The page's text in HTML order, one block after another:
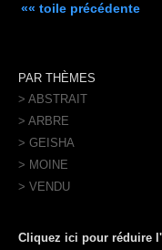
«« toile précédente
PAR THÈMES
> ABSTRAIT
> ARBRE
> GEISHA
> MOINE
> VENDU
Cliquez ici pour réduire